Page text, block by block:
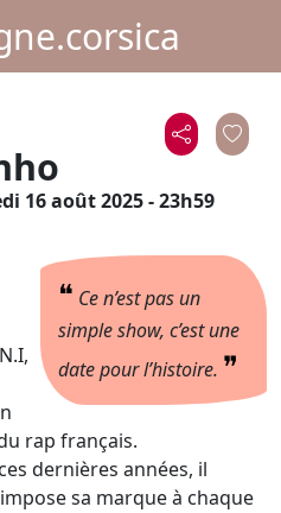
16 août 2025 - 23h59
❝ Ce n’est pas un
simple show, c’est une
date pour l’histoire. ❞
rap français.
dernières années, il
sa marque à chaque